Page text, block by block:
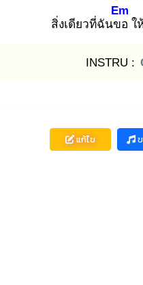
สิ่งเดียวที่ฉันขอ
Em
ใ
INSTRU :
แก้ไข